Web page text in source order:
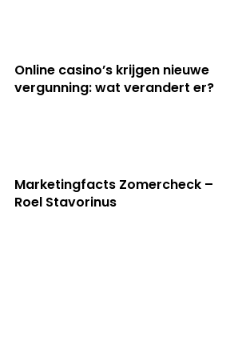
Online casino’s krijgen nieuwe
vergunning: wat verandert er?
Marketingfacts Zomercheck –
Roel Stavorinus